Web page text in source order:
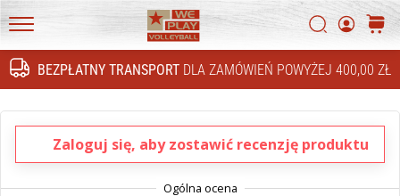
BEZPŁATNY TRANSPORT DLA ZAMÓWIEŃ POWYŻEJ 400,00 ZŁ
WePlayVolleyball.pl
Szukaj
Szukaj
4!
Odkryj
innowacje
techniczne
i
przekonaj
się,
zainwestować…
Zaloguj się, aby zostawić recenzję produktu